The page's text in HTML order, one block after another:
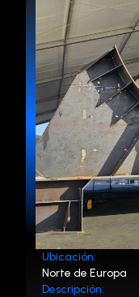
Ubicación:
Norte de Europa
Descripción: